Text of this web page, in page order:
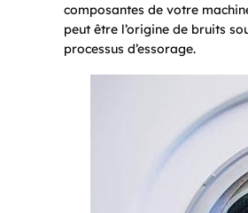
composantes de votre
peut être l’origine de bruits
processus d’essorage.